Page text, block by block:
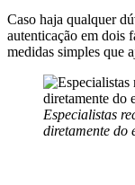
Caso haja qualquer
autenticação em dois
medidas simples que
Especialistas
diretamente do